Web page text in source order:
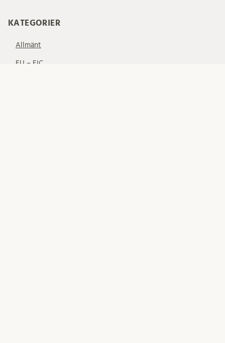
KATEGORIER
Allmänt
EU – EIC